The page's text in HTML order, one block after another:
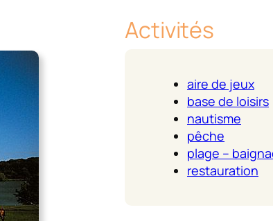
Activités
aire de jeux
base de loisirs
nautisme
pêche
plage –
restauration